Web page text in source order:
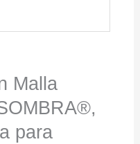
Malla
para